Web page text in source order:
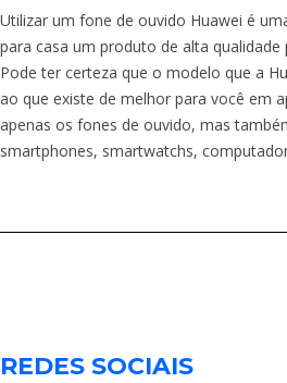
Utilizar um fone de ouvido Huawei é
para casa um produto de alta
Pode ter certeza que o modelo que a
ao que existe de melhor para você em
apenas os fones de ouvido, mas
smartphones, smartwatchs,
REDES SOCIAIS